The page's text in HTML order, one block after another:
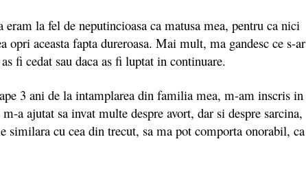
la fel de neputincioasa ca matusa mea, pentru ca nici
opri aceasta fapta dureroasa. Mai mult, ma gandesc ce s-ar
fi cedat sau daca as fi luptat in continuare.
3 ani de la intamplarea din familia mea, m-am inscris in
a ajutat sa invat multe despre avort, dar si despre sarcina,
similara cu cea din trecut, sa ma pot comporta onorabil, ca